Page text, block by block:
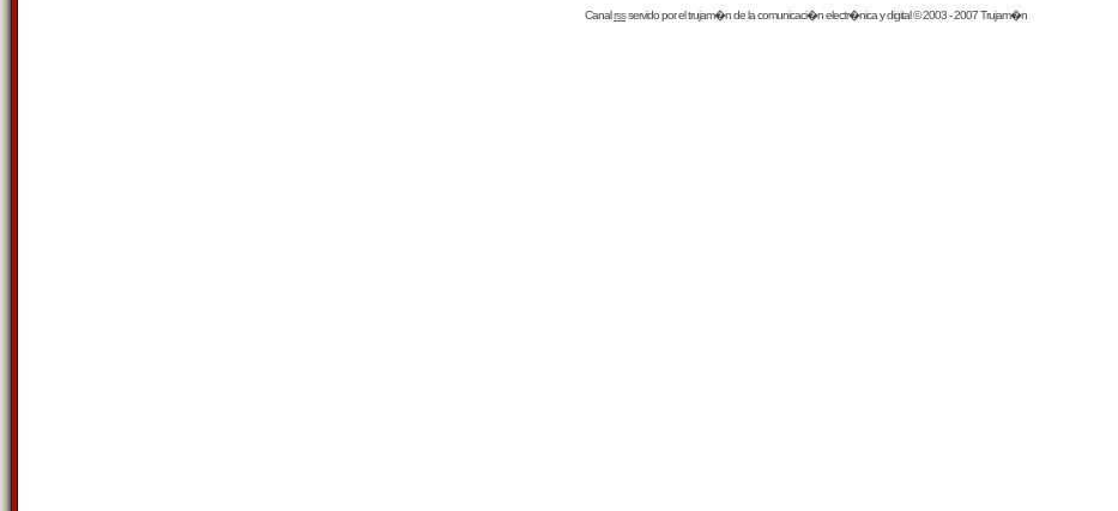
Canalrssservido por eltrujam�nde la comunicaci�n electr�nica y digital © 2003 - 2007 Trujam�n